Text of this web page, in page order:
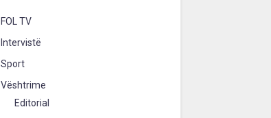
FOL TV
Intervistë
Sport
Vështrime
Editorial